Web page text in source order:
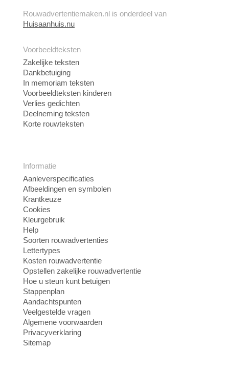
Rouwadvertentiemaken.nl is onderdeel van
Huisaanhuis.nu
Voorbeeldteksten
Zakelijke teksten
Dankbetuiging
In memoriam teksten
Voorbeeldteksten kinderen
Verlies gedichten
Deelneming teksten
Korte rouwteksten
Informatie
Aanleverspecificaties
Afbeeldingen en symbolen
Krantkeuze
Cookies
Kleurgebruik
Help
Soorten rouwadvertenties
Lettertypes
Kosten rouwadvertentie
Opstellen zakelijke rouwadvertentie
Hoe u steun kunt betuigen
Stappenplan
Aandachtspunten
Veelgestelde vragen
Algemene voorwaarden
Privacyverklaring
Sitemap